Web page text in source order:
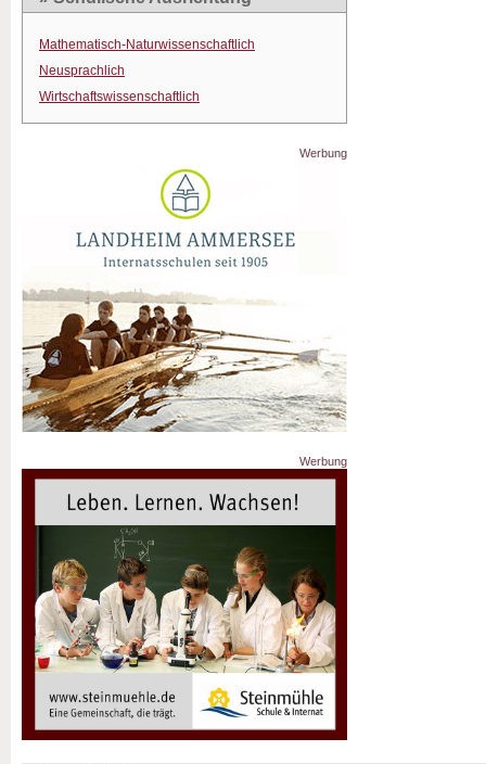
Mathematisch-Naturwissenschaftlich
Neusprachlich
Wirtschaftswissenschaftlich
Werbung
Werbung